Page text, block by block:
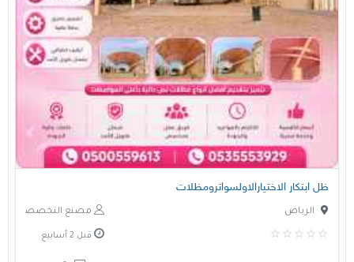
ظل ابتكار الاختيارالاولسواترومظلات
مصنع التخصصي الرياض
قبل 2 أسابيع